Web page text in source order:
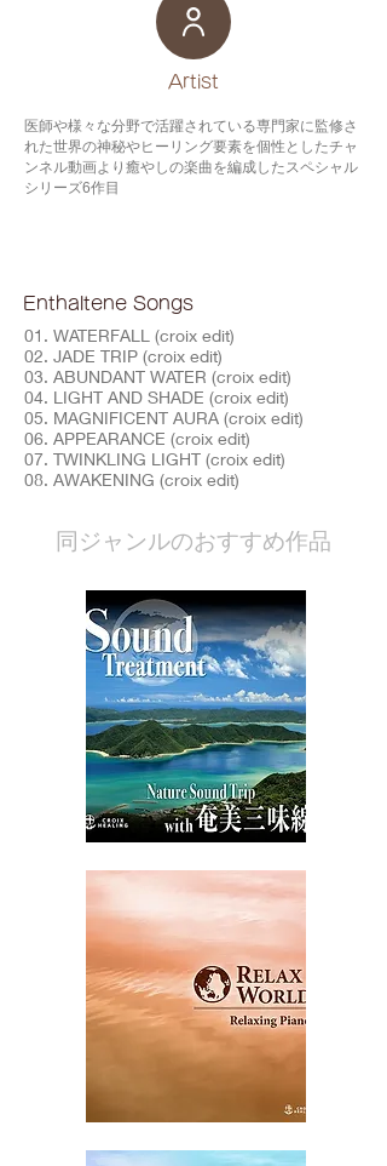
​Artist
医師や様々な分野で活躍されている専門家に監修さ
れた世界の神秘やヒーリング要素を個性としたチャ
ンネル動画より癒やしの楽曲を編成したスペシャル
シリーズ6作目
Enthaltene Songs
01. WATERFALL (croix edit)
02. JADE TRIP (croix edit)
03. ABUNDANT WATER (croix edit)
04. LIGHT AND SHADE (croix edit)
05. MAGNIFICENT AURA (croix edit)
06. APPEARANCE (croix edit)
07. TWINKLING LIGHT (croix edit)
08. AWAKENING (croix edit)
​同ジャンルのおすすめ作品